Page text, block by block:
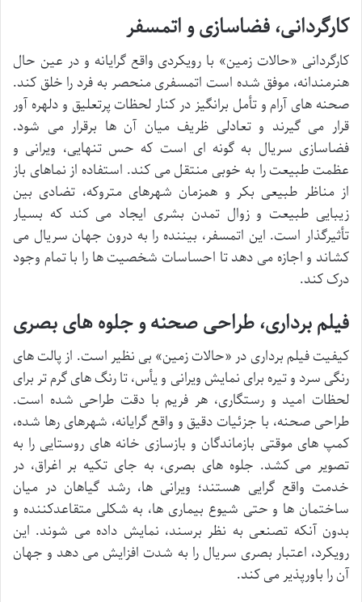
کارگردانی، فضاسازی و اتمسفر
کارگردانی «حالات زمین» با رویکردی واقع گرایانه و در عین حال
هنرمندانه، موفق شده است اتمسفری منحصر به فرد را خلق کند.
صحنه های آرام و تأمل برانگیز در کنار لحظات پرتعلیق و دلهره آور
قرار می گیرند و تعادلی ظریف میان آن ها برقرار می شود.
فضاسازی سریال به گونه ای است که حس تنهایی، ویرانی و
عظمت طبیعت را به خوبی منتقل می کند. استفاده از نماهای باز
از مناظر طبیعی بکر و همزمان شهرهای متروکه، تضادی بین
زیبایی طبیعت و زوال تمدن بشری ایجاد می کند که بسیار
تأثیرگذار است. این اتمسفر، بیننده را به درون جهان سریال می
کشاند و اجازه می دهد تا احساسات شخصیت ها را با تمام وجود
درک کند.
فیلم برداری، طراحی صحنه و جلوه های بصری
کیفیت فیلم برداری در «حالات زمین» بی نظیر است. از پالت های
رنگی سرد و تیره برای نمایش ویرانی و یأس، تا رنگ های گرم تر برای
لحظات امید و رستگاری، هر فریم با دقت طراحی شده است.
طراحی صحنه، با جزئیات دقیق و واقع گرایانه، شهرهای رها شده،
کمپ های موقتی بازماندگان و بازسازی خانه های روستایی را به
تصویر می کشد. جلوه های بصری، به جای تکیه بر اغراق، در
خدمت واقع گرایی هستند؛ ویرانی ها، رشد گیاهان در میان
ساختمان ها و حتی شیوع بیماری ها، به شکلی متقاعدکننده و
بدون آنکه تصنعی به نظر برسند، نمایش داده می شوند. این
رویکرد، اعتبار بصری سریال را به شدت افزایش می دهد و جهان
آن را باورپذیر می کند.